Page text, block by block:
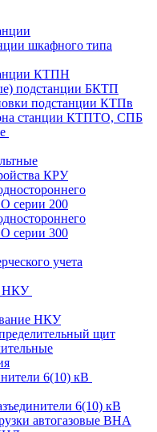
шкафного типа
КТПН
подстанции БКТП
подстанции КТПв
станции КТПТО, СПБ
КРУ
серии 200
серии 300
учета
НКУ
НКУ
щит
6(10) кВ
6(10) кВ
автогазовые ВНА